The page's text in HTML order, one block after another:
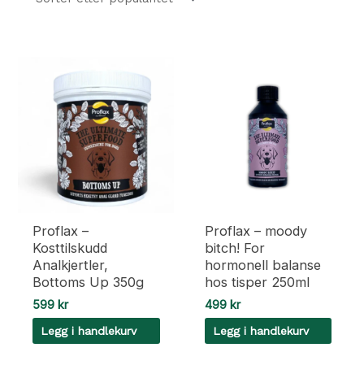
Proflax –
Kosttilskudd
Analkjertler,
Bottoms Up 350g
599 kr
Legg i handlekurv
Proflax – moody
bitch! For
hormonell balanse
hos tisper 250ml
499 kr
Legg i handlekurv